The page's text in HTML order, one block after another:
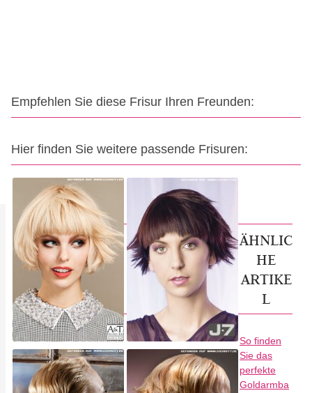
Empfehlen Sie diese Frisur Ihren Freunden:
Hier finden Sie weitere passende Frisuren:
ÄHNLIC
HE
ARTIKE
L
So finden
Sie das
perfekte
Goldarmba